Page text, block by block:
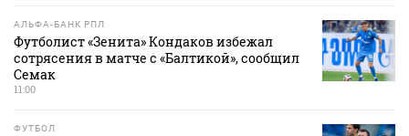
АЛЬФА-БАНК РПЛ
Футболист «Зенита» Кондаков избежал
сотрясения в матче с «Балтикой», сообщил
Семак
11:00
ФУТБОЛ